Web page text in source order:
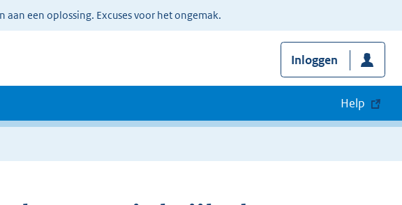
een oplossing. Excuses voor het ongemak.
Inloggen
Help